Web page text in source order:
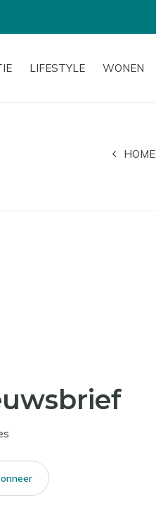
LIFESTYLE WONEN
HOME